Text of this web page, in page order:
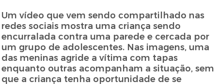
Um vídeo que vem sendo compartilhado nas
redes sociais mostra uma criança sendo
encurralada contra uma parede e cercada por
um grupo de adolescentes. Nas imagens, uma
das meninas agride a vítima com tapas
enquanto outras acompanham a situação, sem
que a criança tenha oportunidade de se